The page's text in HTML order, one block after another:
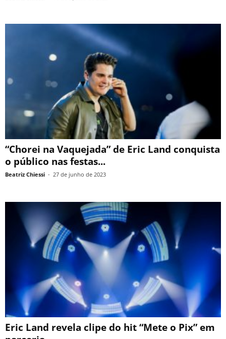
“Chorei na Vaquejada” de Eric Land conquista
o público nas festas...
Beatriz Chiessi - 27 de junho de 2023
Eric Land revela clipe do hit “Mete o Pix” em